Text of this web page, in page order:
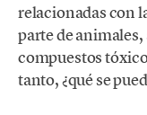
relacionadas con
parte de
compuestos
tanto, ¿qué se